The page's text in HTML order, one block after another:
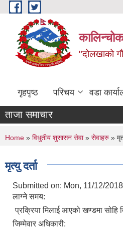
Skip to main content
"दोलखाको
गृहपृष्ठ परिचय वडा
ताजा समाचार
You are here
Home » विधुतीय शुसासन सेवा» सेवाहरु »
मृत्यु दर्ता
Submitted on: Mon, 11/12/
लाग्ने समय:
प्रक्रिया मिलाई आएको खण्डमा सोहि
जिम्मेवार अधिकारी: